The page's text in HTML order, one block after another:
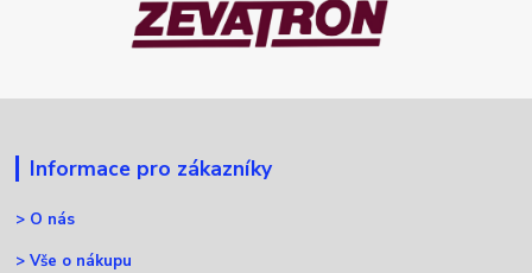
Informace pro zákazníky
> O nás
>Vše o nákupu